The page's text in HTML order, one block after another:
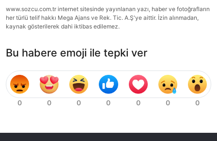
www.sozcu.com.tr internet sitesinde yayınlanan yazı, haber ve fotoğrafların
her türlü telif hakkı Mega Ajans ve Rek. Tic. A.Ş'ye aittir. İzin alınmadan,
kaynak gösterilerek dahi iktibas edilemez.
Bu habere emoji ile tepki ver